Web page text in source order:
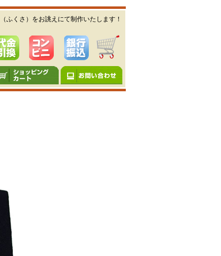
ふくさ）をお誂えにて制作いたします！